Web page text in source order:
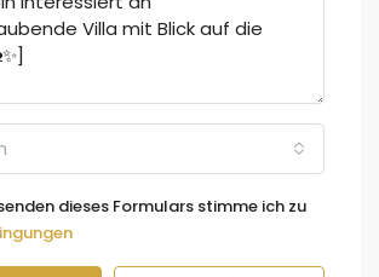
dieses Formulars stimme ich zu